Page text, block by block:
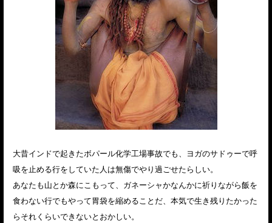
大昔インドで起きたボパール化学工場事故でも、ヨガのサドゥーで呼
吸を止める行をしていた人は無傷でやり過ごせたらしい。
あなたも山とか森にこもって、ガネーシャかなんかに祈りながら飯を
食わない行でもやって胃袋を縮めることだ、本気で生き残りたかった
らそれくらいできないとおかしい。